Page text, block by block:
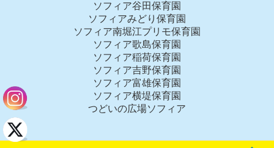
ソフィア谷田保育園
ソフィアみどり保育園
ソフィア南堀江プリモ保育園
ソフィア歌島保育園
ソフィア稲荷保育園
ソフィア吉野保育園
ソフィア富雄保育園
ソフィア横堤保育園
つどいの広場ソフィア